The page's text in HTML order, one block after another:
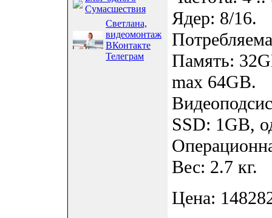
Сумасшествия
Светлана,
видеомонтаж
ВКонтакте
Телеграм
Ядер: 8/16.
Память:
max 64GB.
SSD: 1GB,
Вес: 2.7 кг.
Цена: